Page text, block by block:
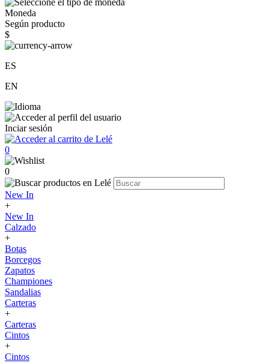
Moneda
Según producto
$
ES
EN
Inciar sesión
0
0
New In
+
New In
Calzado
+
Botas
Borcegos
Zapatos
Championes
Sandalias
Carteras
+
Carteras
Cintos
+
Cintos